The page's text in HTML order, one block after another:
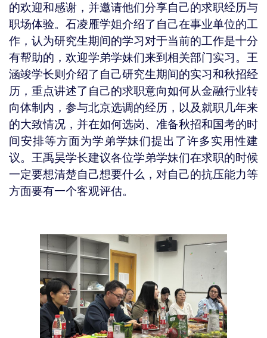
的欢迎和感谢，并邀请他们分享自己的求职经历与
职场体验。石凌雁学姐介绍了自己在事业单位的工
作，认为研究生期间的学习对于当前的工作是十分
有帮助的，欢迎学弟学妹们来到相关部门实习。王
涵竣学长则介绍了自己研究生期间的实习和秋招经
历，重点讲述了自己的求职意向如何从金融行业转
向体制内，参与北京选调的经历，以及就职几年来
的大致情况，并在如何选岗、准备秋招和国考的时
间安排等方面为学弟学妹们提出了许多实用性建
议。王禹昊学长建议各位学弟学妹们在求职的时候
一定要想清楚自己想要什么，对自己的抗压能力等
方面要有一个客观评估。